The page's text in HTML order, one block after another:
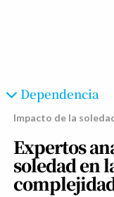
Dependencia
Impacto de la
Expertos
soledad en